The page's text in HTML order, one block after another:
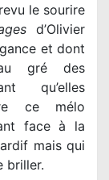
le sourire
d’Olivier
et dont
au gré des
qu’elles
ce mélo
face à la
mais qui
briller.